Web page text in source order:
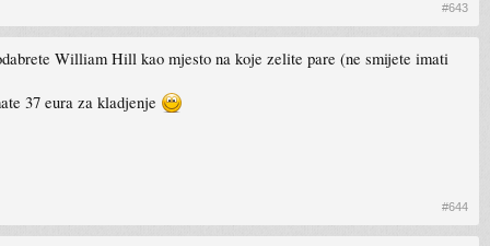
#643
William Hill kao mjesto na koje zelite pare (ne smijete imati
37 eura za kladjenje
#644